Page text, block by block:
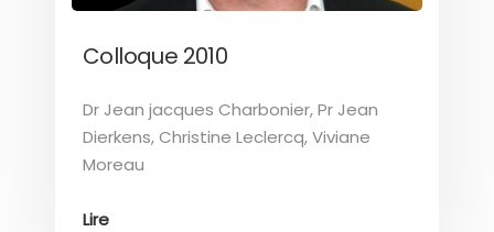
Colloque 2010
Dr Jean jacques Charbonier, Pr Jean
Dierkens, Christine Leclercq, Viviane
Moreau
Lire